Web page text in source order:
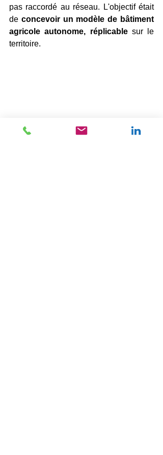
pas raccordé au réseau. L'objectif était
de concevoir un modèle de bâtiment
agricole autonome, réplicable sur le
territoire.